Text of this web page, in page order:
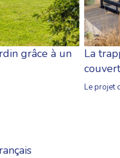
grâce à un
La
Le projet